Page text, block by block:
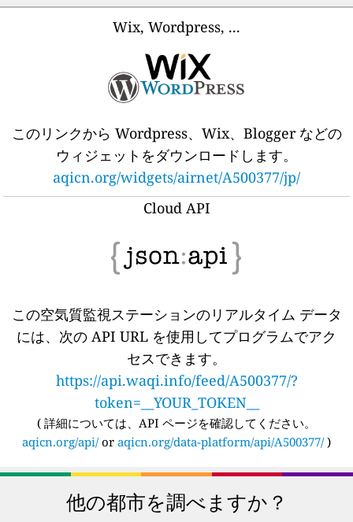
Wix, Wordpress, ...
このリンクから Wordpress、Wix、Blogger などの
ウィジェットをダウンロードします。
aqicn.org/widgets/airnet/A500377/jp/
Cloud API
この空気質監視ステーションのリアルタイム データ
には、次の API URL を使用してプログラムでアク
セスできます。
https://api.waqi.info/feed/A500377/?
token=__YOUR_TOKEN__
( 詳細については、API ページを確認してください。
aqicn.org/api/or aqicn.org/data-platform/api/A500377/)
他の都市を調べますか？